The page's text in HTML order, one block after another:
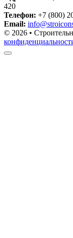
420
Телефон: +7 (800)
Email:
© 2026 •